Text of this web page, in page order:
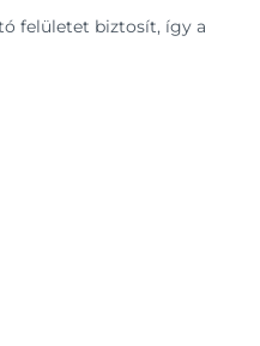
felületet biztosít, így a